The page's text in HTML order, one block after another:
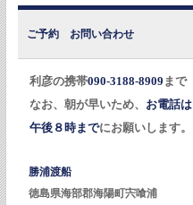
ご予約 お問い合わせ
利彦の携帯090-3188-8909 まで
なお、朝が早いため、 お電話は
午後８時までにお願いします。
勝浦渡船
徳島県海部郡海陽町宍喰浦